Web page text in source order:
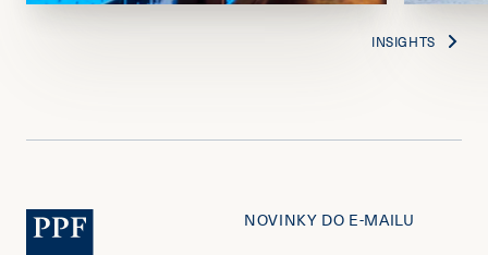
INSIGHTS
NOVINKY DO E-MAILU